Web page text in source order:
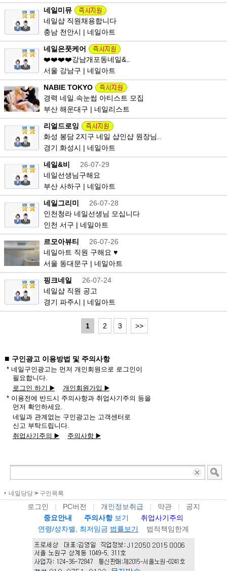
네일미뮤
네일샵 직원채용합니다
충남 천안시 | 네일아트
네일은풋케어
❤️❤️❤️❤️강남개포동네일&..
서울 강남구 | 네일아트
NABIE TOKYO
경력 네일.속눈썹 아티스트 모집
부산 해운대구 | 네일리스트
리얼드로잉
화성 봉담 2지구 네일 샵인샵 원장님..
경기 화성시 | 네일아트
네일&비
26-07-29
네일선생님구해요
부산 사하구 | 네일아트
네일그리미
26-07-28
인천청라 네일선생님 모십니다
인천 서구 | 네일아트
르모아뷰티
26-07-26
네일아트 직원 구해요 ♥
서울 동대문구 | 네일아트
핑크네일
26-07-24
네일샵 직원 공고
경기 파주시 | 네일아트
1 2 3 >>
■ 구인광고 이용방법 및 주의사항
* 네일구인광고는 먼저 개인회원으로 로그인이
필요합니다.
로그인 하기 ▶️
개인회원가입 ▶️
* 이용전에 반드시 주의사항과 취업사기주의 등을
먼저 확인하세요.
네일과 관계없는 구인광고는 고객센터로
신고 부탁드립니다.
취업사기주의 ▶️
주의사항 ▶️
네일당당 > 구인목록
로그인 | PC버전 | 개인정보취급 | 약관 |
공지
중요안내
주의사항 보기
취업사기주의
연령/성차별, 최저임금 법률보기 법적책임한계